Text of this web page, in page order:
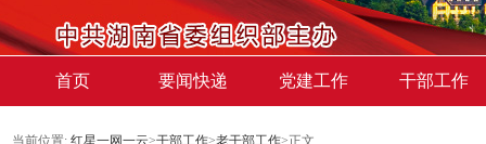
首页 要闻快递 党建工作 干部工作
当前位置: 红星一网一云>干部工作>老干部工作>正文